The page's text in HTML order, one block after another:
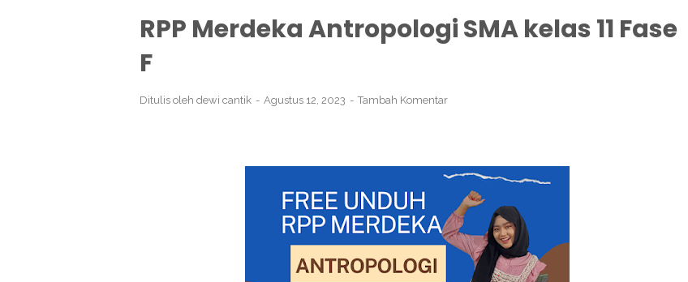
RPP Merdeka Antropologi SMA kelas 11 Fase
F
Ditulis oleh dewi cantik Agustus 12, 2023 Tambah Komentar